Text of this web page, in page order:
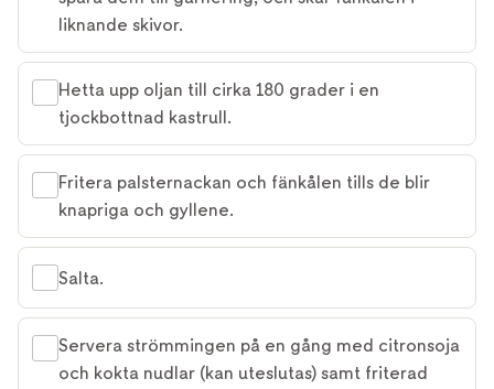
liknande skivor.
Hetta upp oljan till cirka 180 grader i en
tjockbottnad kastrull.
Fritera palsternackan och fänkålen tills de blir
knapriga och gyllene.
Salta.
Servera strömmingen på en gång med citronsoja
och kokta nudlar (kan uteslutas) samt friterad